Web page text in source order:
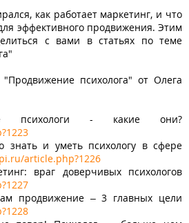
как работает маркетинг, и что
эффективного продвижения. Этим
с вами в статьях по теме
психолога" от Олега
психологи - какие они?
знать и уметь психологу в сфере
article.php?1226
враг доверчивых психологов
продвижение – 3 главных цели